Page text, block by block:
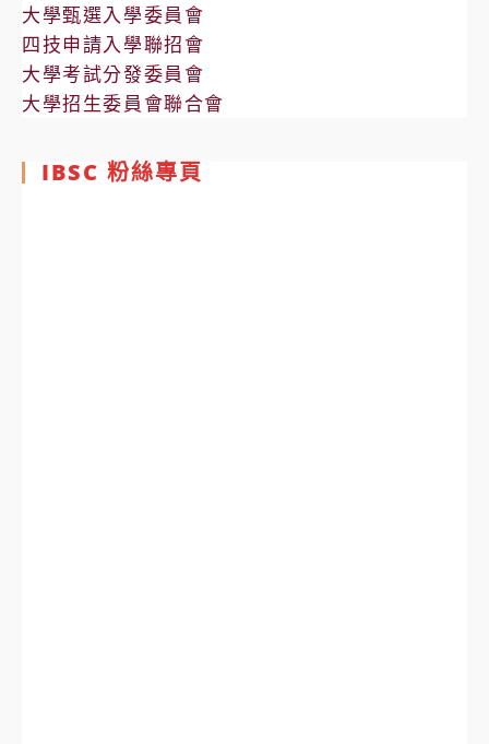
大學甄選入學委員會
四技申請入學聯招會
大學考試分發委員會
大學招生委員會聯合會
IBSC 粉絲專頁